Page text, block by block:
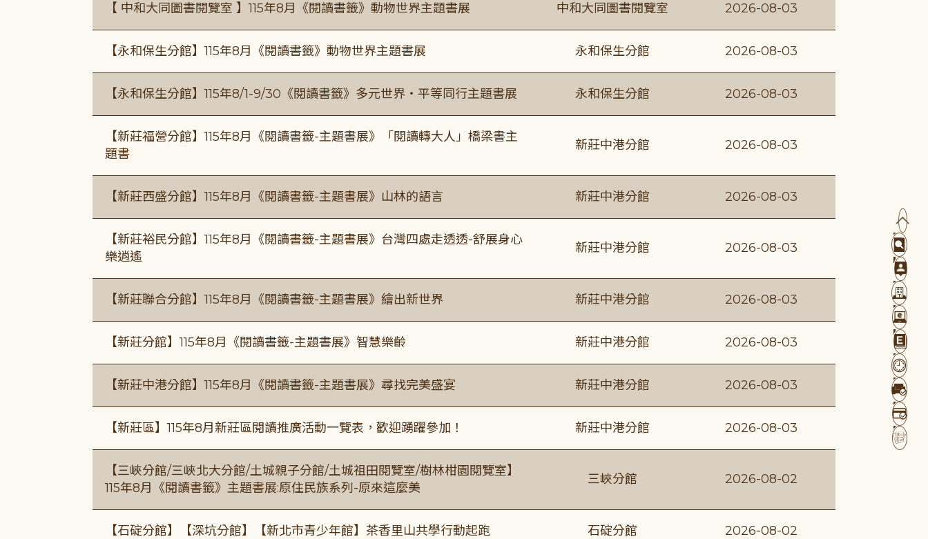
【 中和大同圖書閱覽室 】115年8月《閱讀書籤》動物世界主題書展 中和大同圖書閱覽室 2026-08-03
【永和保生分館】115年8月《閱讀書籤》動物世界主題書展 永和保生分館 2026-08-03
【永和保生分館】115年8/1-9/30《閱讀書籤》多元世界・平等同行主題書展 永和保生分館 2026-08-03
【新莊福營分館】115年8月《閱讀書籤-主題書展》「閱讀轉大人」橋梁書主
題書
新莊中港分館 2026-08-03
【新莊西盛分館】115年8月《閱讀書籤-主題書展》山林的語言 新莊中港分館 2026-08-03
【新莊裕民分館】115年8月《閱讀書籤-主題書展》台灣四處走透透-舒展身心
樂逍遙
新莊中港分館 2026-08-03
【新莊聯合分館】115年8月《閱讀書籤-主題書展》繪出新世界 新莊中港分館 2026-08-03
【新莊分館】115年8月《閱讀書籤-主題書展》智慧樂齡 新莊中港分館 2026-08-03
【新莊中港分館】115年8月《閱讀書籤-主題書展》尋找完美盛宴 新莊中港分館 2026-08-03
【新莊區】115年8月新莊區閱讀推廣活動一覽表，歡迎踴躍參加！ 新莊中港分館 2026-08-03
【三峽分館/三峽北大分館/土城親子分館/土城祖田閱覽室/樹林柑園閱覽室】
115年8月《閱讀書籤》主題書展:原住民族系列-原來這麼美
三峽分館 2026-08-02
【石碇分館】【深坑分館】【新北市青少年館】茶香里山共學行動起跑 石碇分館 2026-08-02